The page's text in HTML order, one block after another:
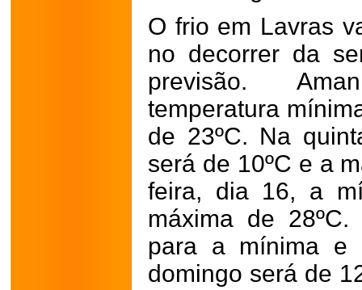
O frio em Lavras
no decorrer da
previsão.
temperatura
de 23ºC. Na
será de 10ºC e a
feira, dia 16, a
máxima de
para a mínima e
domingo será de